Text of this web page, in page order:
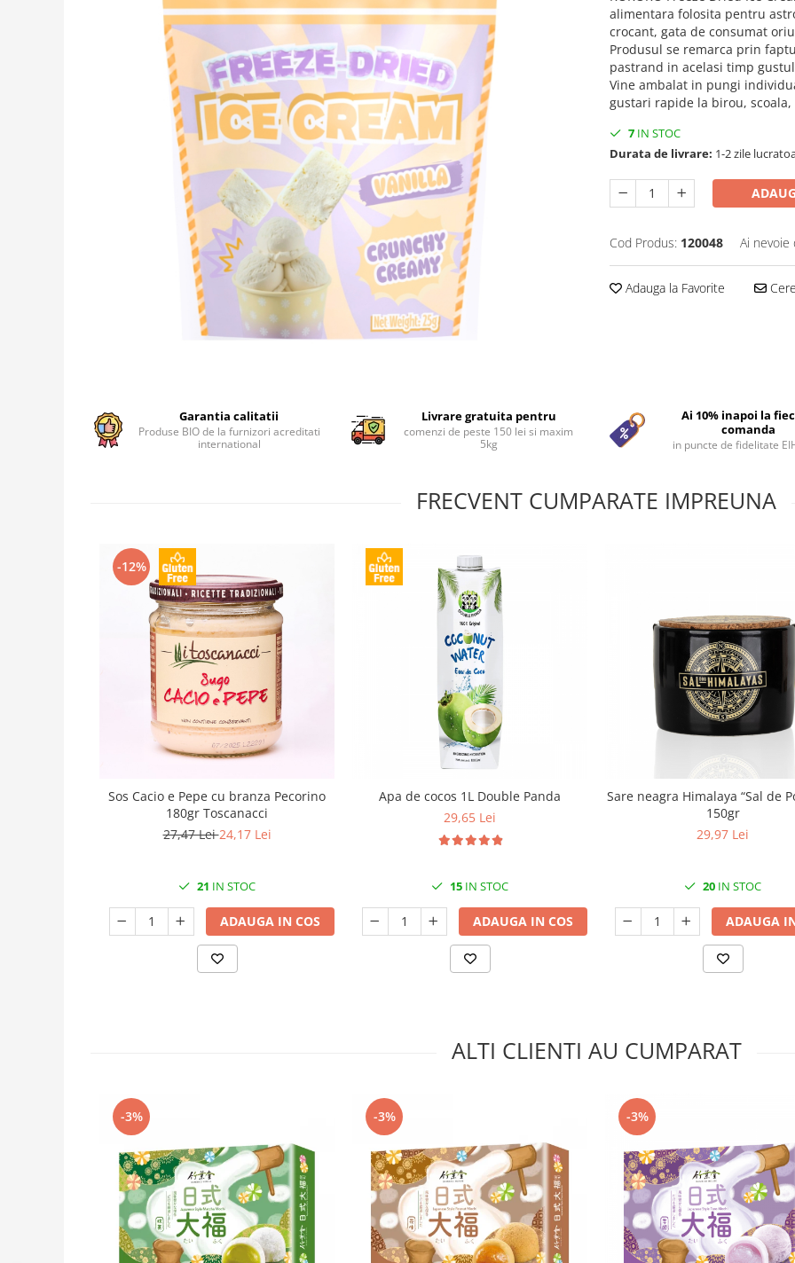
alimentara folosita pentru
crocant, gata de consumat
Produsul se remarca prin
pastrand in acelasi timp
Vine ambalat in pungi
gustari rapide la birou,
7 IN STOC
Durata de livrare: 1-2 zile
Cod Produs: 120048 Ai nevoie
Adauga la Favorite
Garantia calitatii
Produse BIO de la furnizori acreditati
international
Livrare gratuita pentru
comenzi de peste 150 lei si maxim
5kg
Ai 10% inapoi la
comanda
in puncte de fidelitate
FRECVENT CUMPARATE IMPREUNA
-12%
Sos Cacio e Pepe cu branza Pecorino
180gr Toscanacci
27,47 Lei24,17 Lei
21 IN STOC
ADAUGA IN COS
Apa de cocos 1L Double Panda
29,65 Lei
15 IN STOC
ADAUGA IN COS
Sare neagra Himalaya “Sal de
150gr
29,97 Lei
20 IN STOC
ADAUGA
ALTI CLIENTI AU CUMPARAT
-3% -3% -3%